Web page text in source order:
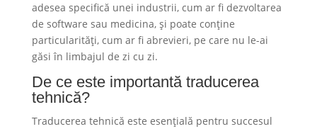
adesea specifică unei industrii, cum ar fi dezvoltarea
de software sau medicina, și poate conține
particularități, cum ar fi abrevieri, pe care nu le-ai
găsi în limbajul de zi cu zi.
De ce este importantă traducerea
tehnică?
Traducerea tehnică este esențială pentru succesul